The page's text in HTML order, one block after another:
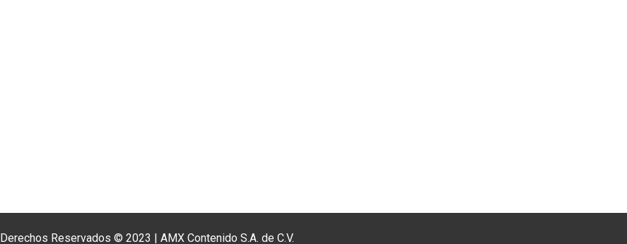
Derechos Reservados © 2023 | AMX Contenido S.A. de C.V.